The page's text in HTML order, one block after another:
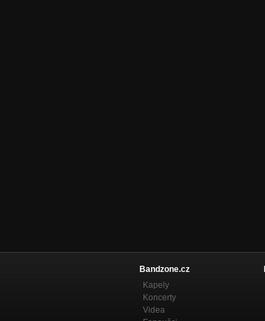
Bandzone.cz
Kapely
Koncerty
Videa